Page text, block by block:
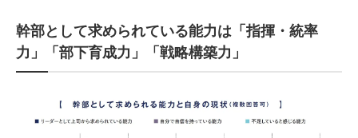
幹部として求められている能力は「指揮・統率
力」「部下育成力」「戦略構築力」